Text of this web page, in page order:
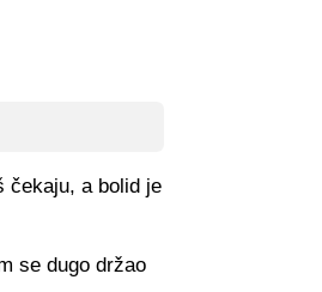
čekaju, a bolid je
se dugo držao